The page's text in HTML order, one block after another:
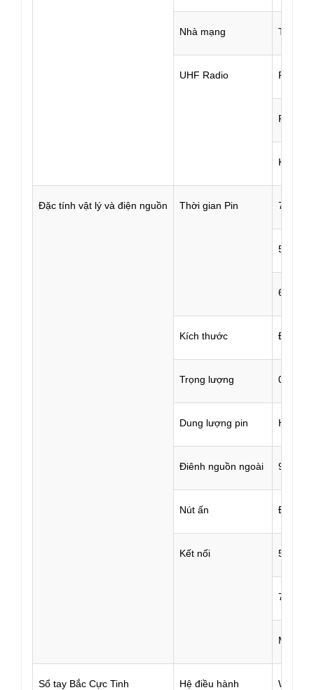
Nhà mạng
UHF Radio Radio
Radio
Kênh
Đặc tính vật lý và điện nguồn Thời gian Pin 7h（đo
5h（
6h（đo
Kích thước Đường
Trọng lượng 0.97kg
Dung lượng pin Hai pin
Điênh nguồn ngoài 9-
Nút ấn Đa
Kết nối 5PIN
7PIN
Một
Sổ tay Bắc Cực Tinh Hệ điều hành